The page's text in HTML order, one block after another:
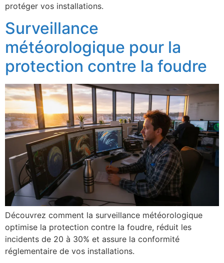
protéger vos installations.
Surveillance
météorologique pour la
protection contre la foudre
Découvrez comment la surveillance météorologique
optimise la protection contre la foudre, réduit les
incidents de 20 à 30% et assure la conformité
réglementaire de vos installations.